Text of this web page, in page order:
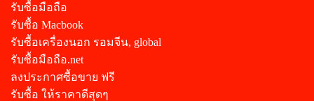
รับซื้อมือถือ
รับซื้อ Macbook
รับซื้อเครื่องนอก รอมจีน, global
รับซื้อมือถือ.net
ลงประกาศซื้อขาย ฟรี
รับซื้อ ให้ราคาดีสุดๆ